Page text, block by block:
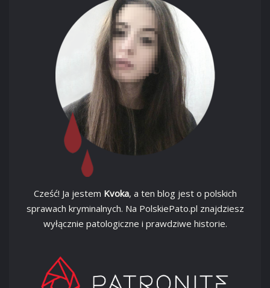
Cześć! Ja jestem Kvoka, a ten blog jest o polskich
sprawach kryminalnych. Na PolskiePato.pl znajdziesz
wyłącznie patologiczne i prawdziwe historie.